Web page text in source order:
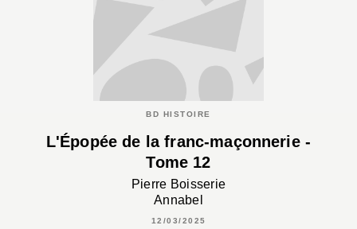
BD HISTOIRE
L'Épopée de la franc-maçonnerie -
Tome 12
Pierre Boisserie
Annabel
12/03/2025